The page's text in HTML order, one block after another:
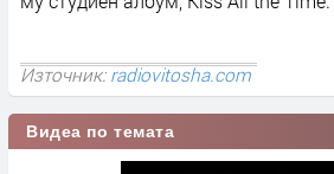
Източник:radiovitosha.com
Видеа по темата